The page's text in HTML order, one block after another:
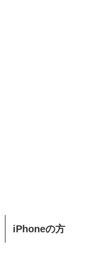
iPhoneの方